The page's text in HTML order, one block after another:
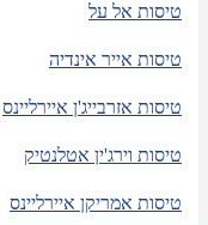
טיסות אל על
טיסות אייר אינדיה
טיסות אזרבייג'ן איירליינס
טיסות וירג'ין אטלנטיק
טיסות אמריקן איירליינס